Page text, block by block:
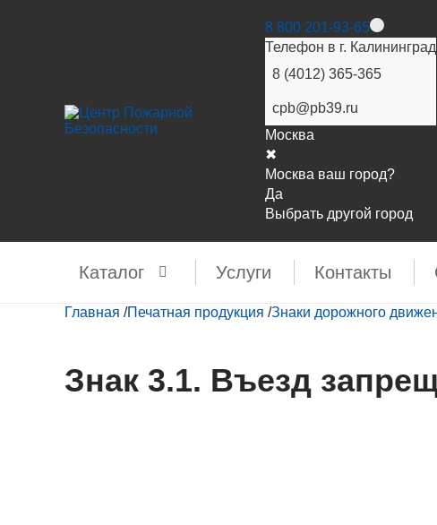
8 800 201-93-65
Телефон в г. Калининград
8 (4012) 365-365
cpb@pb39.ru
Москва
✖
Москва ваш город?
Да
Выбрать другой город
Каталог Услуги Контакты
Главная /Печатная продукция /Знаки дорожного
Знак 3.1. Въезд